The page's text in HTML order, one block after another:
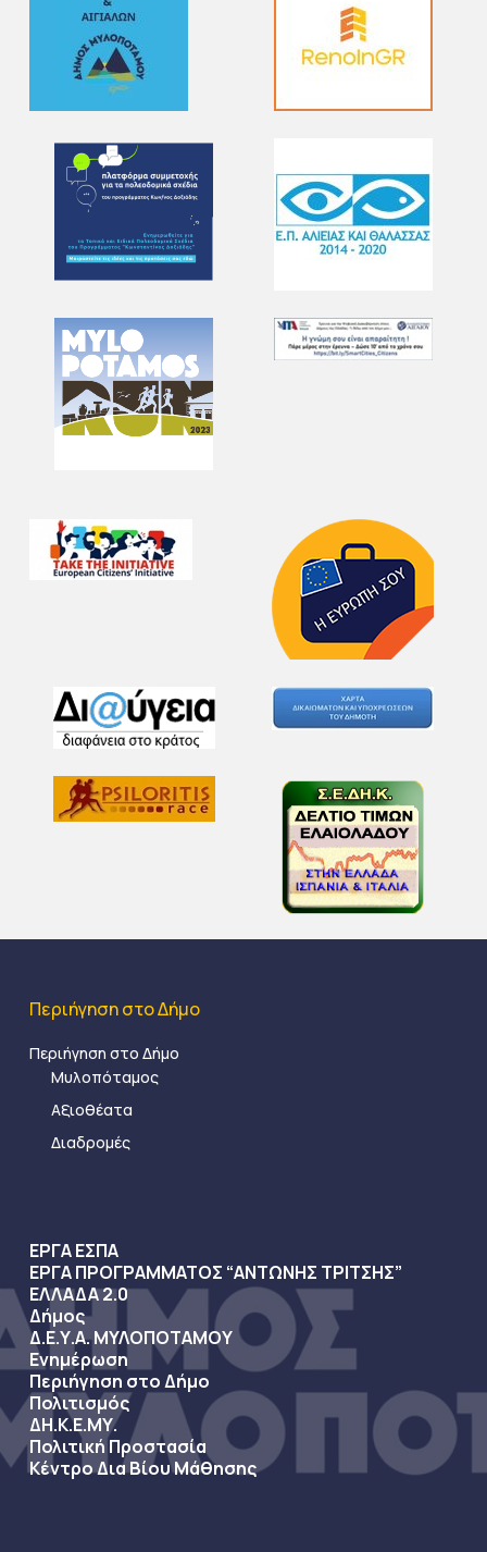
Περιήγηση στο Δήμο
Περιήγηση στο Δήμο
Μυλοπόταμος
Αξιοθέατα
Διαδρομές
ΕΡΓΑ ΕΣΠΑ
ΕΡΓΑ ΠΡΟΓΡΑΜΜΑΤΟΣ “ΑΝΤΩΝΗΣ ΤΡΙΤΣΗΣ”
ΕΛΛΑΔΑ 2.0
Δήμος
Δ.Ε.Υ.Α. ΜΥΛΟΠΟΤΑΜΟΥ
Ενημέρωση
Περιήγηση στο Δήμο
Πολιτισμός
ΔΗ.Κ.Ε.ΜΥ.
Πολιτική Προστασία
Κέντρο Δια Βίου Μάθησης